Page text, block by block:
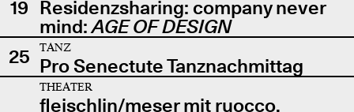
19 Residenzsharing: company never
mind:AGE OF DESIGN
25
TANZ
Pro Senectute Tanznachmittag
THEATER
fleischlin/meser mit ruocco,